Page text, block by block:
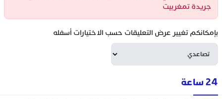
جريدة تمغربيت
بإمكانكم تغيير عرض التعليقات حسب الاختيارات أسفله
24 ساعة